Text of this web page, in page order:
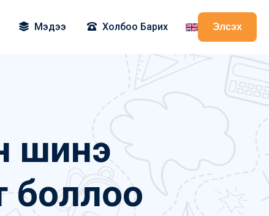
Мэдээ Холбоо Барих Элсэх
шинэ
боллоо